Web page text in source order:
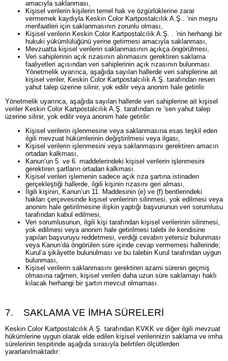
amacıyla saklanması,
Kişisel verilerin kişilerin temel hak ve özgürlüklerine zarar
vermemek kaydıyla Keskin Color Kartpostalcılık A.Ş.. ’nin meşru
menfaatleri için saklanmasının zorunlu olması,
Kişisel verilerin Keskin Color Kartpostalcılık A.Ş. . ’nin herhangi bir
hukuki yükümlülüğünü yerine getirmesi amacıyla saklanması,
Mevzuatta kişisel verilerin saklanmasının açıkça öngörülmesi,
Veri sahiplerinin açık rızasının alınmasını gerektiren saklama
faaliyetleri açısından veri sahiplerinin açık rızasının bulunması.
Yönetmelik uyarınca, aşağıda sayılan hallerde veri sahiplerine ait
kişisel veriler, Keskin Color Kartpostalcılık A.Ş. tarafından resen
yahut talep üzerine silinir, yok edilir veya anonim hale getirilir.
Yönetmelik uyarınca, aşağıda sayılan hallerde veri sahiplerine ait kişisel
veriler Keskin Color Kartpostalcılık A.Ş. tarafından re ’sen yahut talep
üzerine silinir, yok edilir veya anonim hale getirilir:
Kişisel verilerin işlenmesine veya saklanmasına esas teşkil eden
ilgili mevzuat hükümlerinin değiştirilmesi veya ilgası,
Kişisel verilerin işlenmesini veya saklanmasını gerektiren amacın
ortadan kalkması,
Kanun’un 5. ve 6. maddelerindeki kişisel verilerin işlenmesini
gerektiren şartların ortadan kalkması.
Kişisel verileri işlemenin sadece açık rıza şartına istinaden
gerçekleştiği hallerde, ilgili kişinin rızasını geri alması,
İlgili kişinin, Kanun’un 11. Maddesinin (e) ve (f) bentlerindeki
hakları çerçevesinde kişisel verilerinin silinmesi, yok edilmesi veya
anonim hale getirilmesine ilişkin yaptığı başvurunun veri sorumlusu
tarafından kabul edilmesi,
Veri sorumlusunun, ilgili kişi tarafından kişisel verilerinin silinmesi,
yok edilmesi veya anonim hale getirilmesi talebi ile kendisine
yapılan başvuruyu reddetmesi, verdiği cevabın yetersiz bulunması
veya Kanun’da öngörülen süre içinde cevap vermemesi hallerinde;
Kurul’a şikâyette bulunulması ve bu talebin Kurul tarafından uygun
bulunması,
Kişisel verilerin saklanmasını gerektiren azami sürenin geçmiş
olmasına rağmen, kişisel verileri daha uzun süre saklamayı haklı
kılacak herhangi bir şartın mevcut olmaması.
7. SAKLAMA VE İMHA SÜRELERİ
Keskin Color Kartpostalcılık A.Ş. tarafından KVKK ve diğer ilgili mevzuat
hükümlerine uygun olarak elde edilen kişisel verilerinizin saklama ve imha
sürelerinin tespitinde aşağıda sırasıyla belirtilen ölçütlerden
yararlanılmaktadır: